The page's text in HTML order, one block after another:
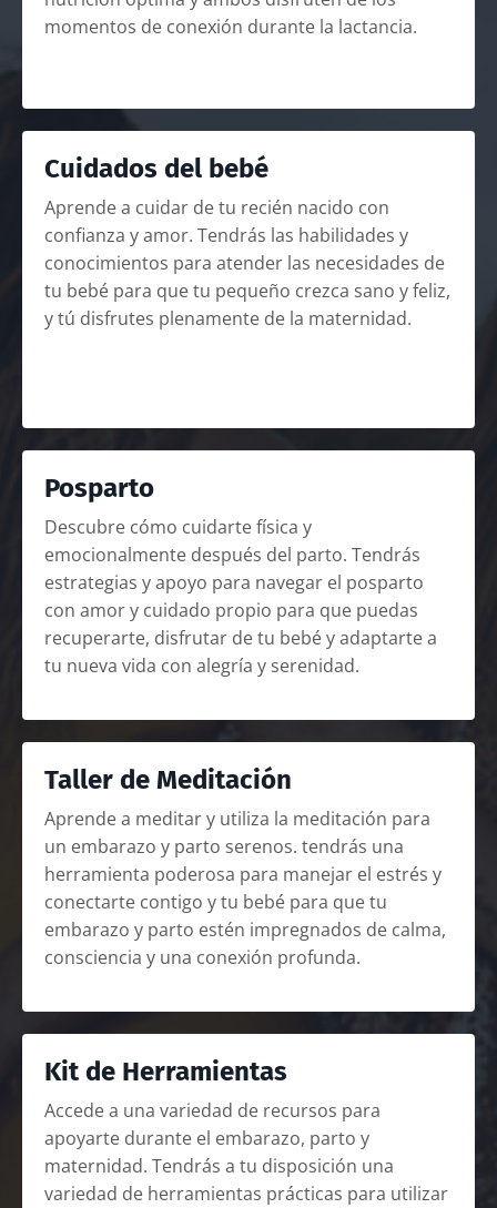
momentos de conexión durante la lactancia.
Cuidados del bebé
Aprende a cuidar de tu recién nacido con
confianza y amor. Tendrás las habilidades y
conocimientos para atender las necesidades de
tu bebé para que tu pequeño crezca sano y feliz,
y tú disfrutes plenamente de la maternidad.
Posparto
Descubre cómo cuidarte física y
emocionalmente después del parto. Tendrás
estrategias y apoyo para navegar el posparto
con amor y cuidado propio para que puedas
recuperarte, disfrutar de tu bebé y adaptarte a
tu nueva vida con alegría y serenidad.
Taller de Meditación
Aprende a meditar y utiliza la meditación para
un embarazo y parto serenos. tendrás una
herramienta poderosa para manejar el estrés y
conectarte contigo y tu bebé para que tu
embarazo y parto estén impregnados de calma,
consciencia y una conexión profunda.
Kit de Herramientas
Accede a una variedad de recursos para
apoyarte durante el embarazo, parto y
maternidad. Tendrás a tu disposición una
variedad de herramientas prácticas para utilizar